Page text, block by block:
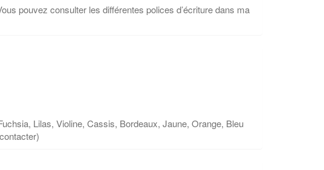
pouvez consulter les différentes polices d’écriture dans ma
Lilas, Violine, Cassis, Bordeaux, Jaune, Orange, Bleu